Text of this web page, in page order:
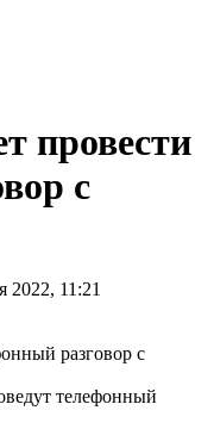
провести
с
2022, 11:21
телефонный